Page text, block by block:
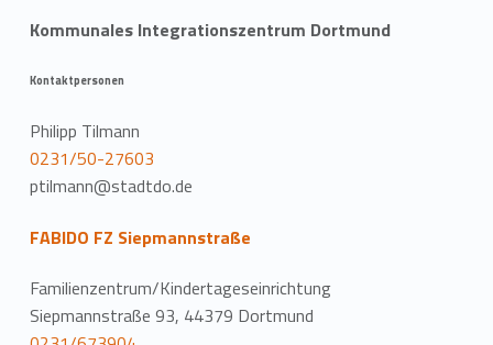
Kommunales Integrationszentrum Dortmund
Kontaktpersonen
Philipp Tilmann
0231/50-27603
ptilmann@stadtdo.de
FABIDO FZ Siepmannstraße
Familienzentrum/Kindertageseinrichtung
Siepmannstraße 93, 44379 Dortmund